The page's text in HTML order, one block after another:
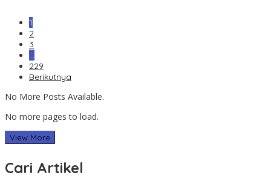
1
2
3
…
229
Berikutnya
No More Posts Available.
No more pages to load.
View More
Cari Artikel